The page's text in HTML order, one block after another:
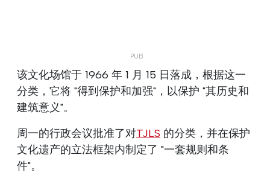
该文化场馆于 1966 年 1 月 15 日落成，根据这一
分类，它将 "得到保护和加强"，以保护 "其历史和
建筑意义"。
周一的行政会议批准了对TJLS 的分类，并在保护
文化遗产的立法框架内制定了 "一套规则和条
件"。